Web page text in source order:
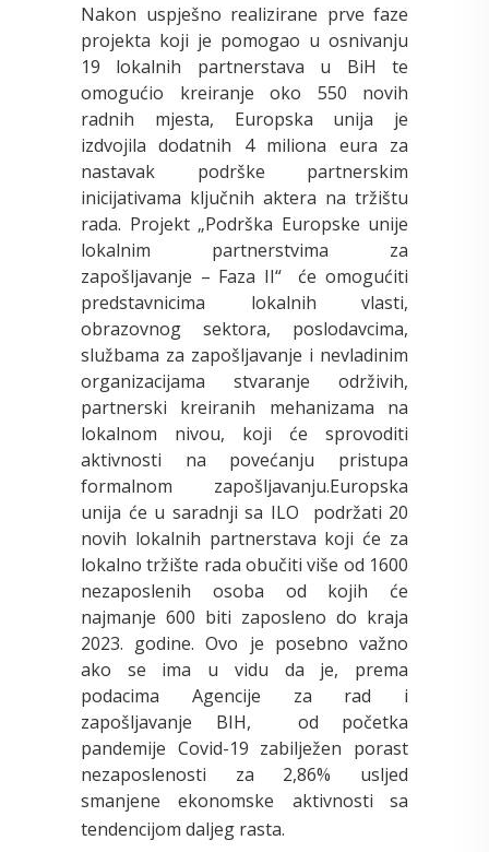
Nakon uspješno realizirane prve faze
projekta koji je pomogao u osnivanju
19 lokalnih partnerstava u BiH te
omogućio kreiranje oko 550 novih
radnih mjesta, Europska unija je
izdvojila dodatnih 4 miliona eura za
nastavak podrške partnerskim
inicijativama ključnih aktera na tržištu
rada. Projekt „Podrška Europske unije
lokalnim partnerstvima za
zapošljavanje – Faza II“ će omogućiti
predstavnicima lokalnih vlasti,
obrazovnog sektora, poslodavcima,
službama za zapošljavanje i nevladinim
organizacijama stvaranje održivih,
partnerski kreiranih mehanizama na
lokalnom nivou, koji će sprovoditi
aktivnosti na povećanju pristupa
formalnom zapošljavanju.Europska
unija će u saradnji sa ILO podržati 20
novih lokalnih partnerstava koji će za
lokalno tržište rada obučiti više od 1600
nezaposlenih osoba od kojih će
najmanje 600 biti zaposleno do kraja
2023. godine. Ovo je posebno važno
ako se ima u vidu da je, prema
podacima Agencije za rad i
zapošljavanje BIH, od početka
pandemije Covid-19 zabilježen porast
nezaposlenosti za 2,86% usljed
smanjene ekonomske aktivnosti
sa
tendencijom daljeg rasta.